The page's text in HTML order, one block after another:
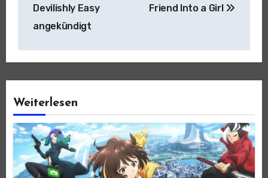
Devilishly Easy
angekündigt
Friend Into a Girl
Weiterlesen